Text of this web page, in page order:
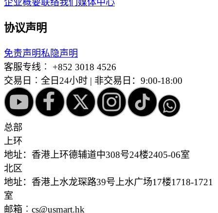
企业概要联络我们 媒体中心
协议声明
免责声明私隐声明
客服专线︰ +852 3018 4526
交易日︰全日24小时 | 非交易日：9:00-18:00
总部
上环
地址：香港上环德辅道中308号24楼2405-06室
北区
地址：香港上水龙琛路39号上水广场17楼1718-1721
室
邮箱︰cs@usmart.hk